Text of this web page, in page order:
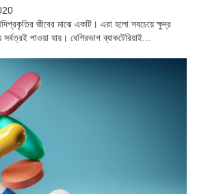
জীবের মাঝে একটি। এরা হলো সবচেয়ে ক্ষুদ্র
পাওয়া যায়। বেশিরভাগ ব্যাকটেরিয়াই...